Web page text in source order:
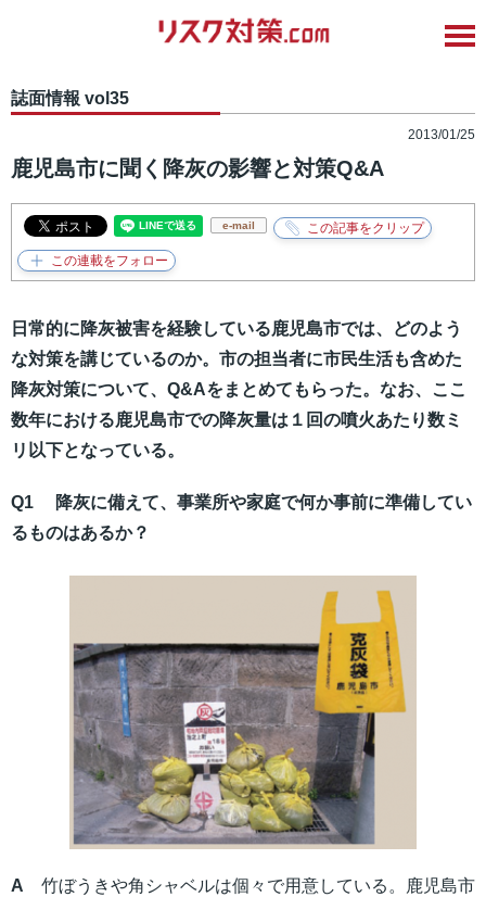
誌面情報 vol35
2013/01/25
鹿児島市に聞く降灰の影響と対策Q&A
e-mail
日常的に降灰被害を経験している鹿児島市では、どのよう
な対策を講じているのか。市の担当者に市民生活も含めた
降灰対策について、Q&Aをまとめてもらった。なお、ここ
数年における鹿児島市での降灰量は１回の噴火あたり数ミ
リ以下となっている。
Q1 降灰に備えて、事業所や家庭で何か事前に準備してい
るものはあるか？
A 竹ぼうきや角シャベルは個々で用意している。鹿児島市